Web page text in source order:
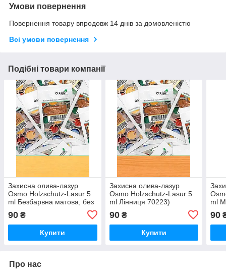
Умови повернення
Повернення товару впродовж 14 днів за домовленістю
Всі умови повернення
Подібні товари компанії
Захисна олива-лазур
Osmo Holzschutz-Lasur 5
ml Безбарвна матова, без
90 ₴
Купити
Захисна олива-лазур
Osmo Holzschutz-Lasur 5
ml Лінниця 70223)
90₴
Купити
ml
90
Про нас